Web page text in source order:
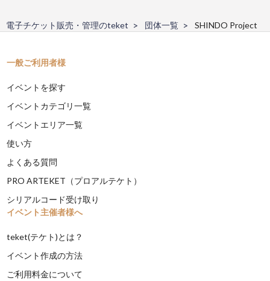
電子チケット販売・管理のteket 団体一覧 SHINDO Project
一般ご利用者様
イベントを探す
イベントカテゴリ一覧
イベントエリア一覧
使い方
よくある質問
PRO ARTEKET（プロアルテケト）
シリアルコード受け取り
イベント主催者様へ
teket(テケト)とは？
イベント作成の方法
ご利用料金について